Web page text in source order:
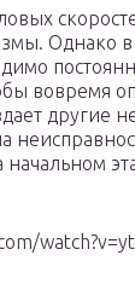
Однако в
вовремя
другие